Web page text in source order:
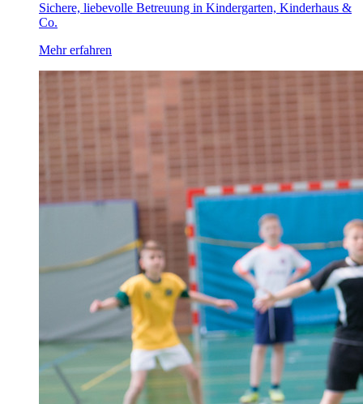
Sichere, liebevolle Betreuung in Kindergarten, Kinderhaus &
Co.
Mehr erfahren